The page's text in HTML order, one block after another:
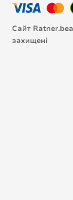
Сайт
захищені